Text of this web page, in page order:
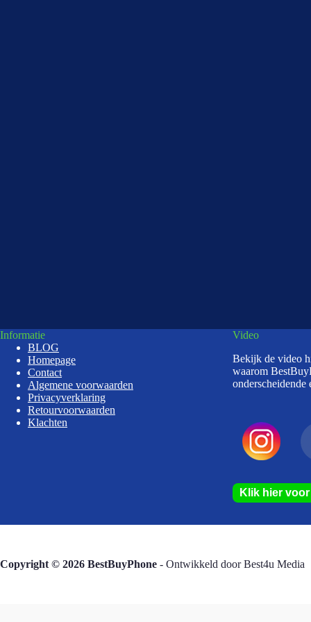
Informatie
BLOG
Homepage
Contact
Algemene voorwaarden
Privacyverklaring
Retourvoorwaarden
Klachten
Video
Bekijk de video
waarom
Klik hier
Copyright © 2026 BestBuyPhone - Ontwikkeld doorBest4u Media